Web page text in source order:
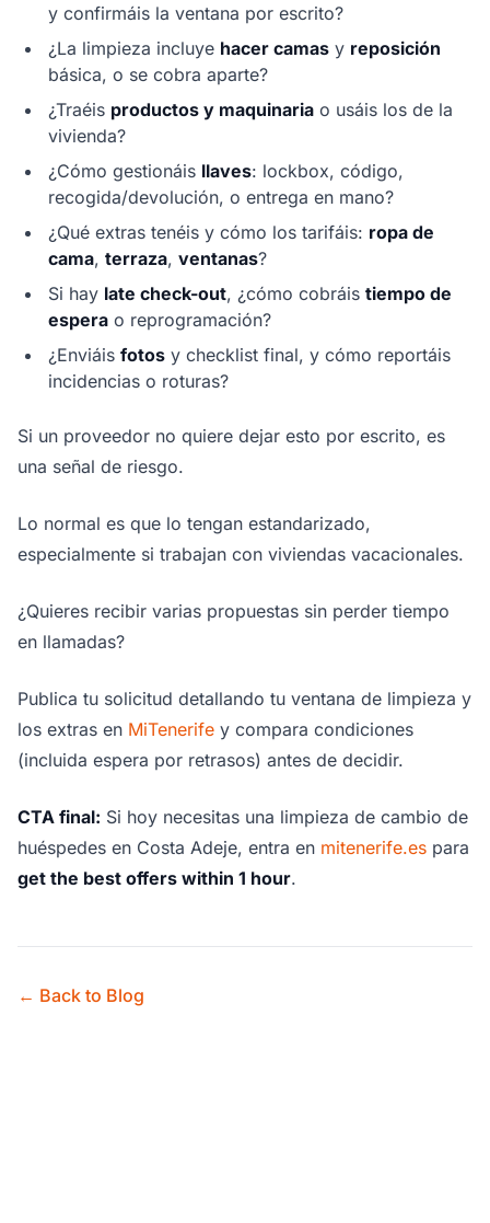
y confirmáis la ventana por escrito?
¿La limpieza incluye hacer camas y reposición
básica, o se cobra aparte?
¿Traéis productos y maquinaria o usáis los de la
vivienda?
¿Cómo gestionáis llaves: lockbox, código,
recogida/devolución, o entrega en mano?
¿Qué extras tenéis y cómo los tarifáis: ropa de
cama, terraza, ventanas?
Si hay late check-out, ¿cómo cobráis tiempo de
espera o reprogramación?
¿Enviáis fotos y checklist final, y cómo reportáis
incidencias o roturas?
Si un proveedor no quiere dejar esto por escrito, es
una señal de riesgo.
Lo normal es que lo tengan estandarizado,
especialmente si trabajan con viviendas vacacionales.
¿Quieres recibir varias propuestas sin perder tiempo
en llamadas?
Publica tu solicitud detallando tu ventana de limpieza y
los extras en MiTenerife y compara condiciones
(incluida espera por retrasos) antes de decidir.
CTA final: Si hoy necesitas una limpieza de cambio de
huéspedes en Costa Adeje, entra en mitenerife.es para
get the best offers within 1 hour.
← Back to Blog